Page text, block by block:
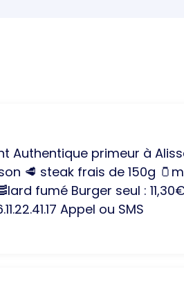
Authentique primeur à
🥩 steak frais de 150g
fumé Burger seul :
Appel ou SMS